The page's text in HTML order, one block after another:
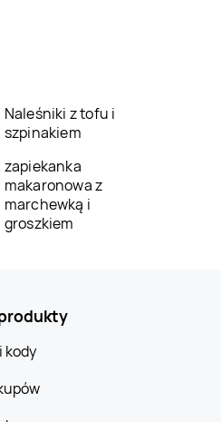
Naleśniki z tofu i
szpinakiem
zapiekanka
makaronowa z
marchewką i
groszkiem
kody